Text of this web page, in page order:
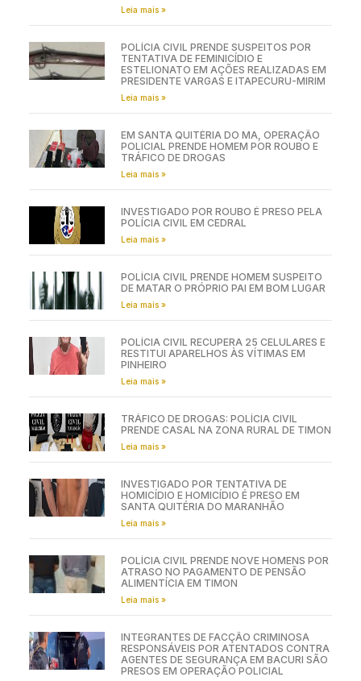
Leia mais »
POLÍCIA CIVIL PRENDE SUSPEITOS POR
TENTATIVA DE FEMINICÍDIO E
ESTELIONATO EM AÇÕES REALIZADAS EM
PRESIDENTE VARGAS E ITAPECURU-MIRIM
Leia mais »
EM SANTA QUITÉRIA DO MA, OPERAÇÃO
POLICIAL PRENDE HOMEM POR ROUBO E
TRÁFICO DE DROGAS
Leia mais »
INVESTIGADO POR ROUBO É PRESO PELA
POLÍCIA CIVIL EM CEDRAL
Leia mais »
POLÍCIA CIVIL PRENDE HOMEM SUSPEITO
DE MATAR O PRÓPRIO PAI EM BOM LUGAR
Leia mais »
POLÍCIA CIVIL RECUPERA 25 CELULARES E
RESTITUI APARELHOS ÀS VÍTIMAS EM
PINHEIRO
Leia mais »
TRÁFICO DE DROGAS: POLÍCIA CIVIL
PRENDE CASAL NA ZONA RURAL DE TIMON
Leia mais »
INVESTIGADO POR TENTATIVA DE
HOMICÍDIO E HOMICÍDIO É PRESO EM
SANTA QUITÉRIA DO MARANHÃO
Leia mais »
POLÍCIA CIVIL PRENDE NOVE HOMENS POR
ATRASO NO PAGAMENTO DE PENSÃO
ALIMENTÍCIA EM TIMON
Leia mais »
INTEGRANTES DE FACÇÃO CRIMINOSA
RESPONSÁVEIS POR ATENTADOS CONTRA
AGENTES DE SEGURANÇA EM BACURI SÃO
PRESOS EM OPERAÇÃO POLICIAL